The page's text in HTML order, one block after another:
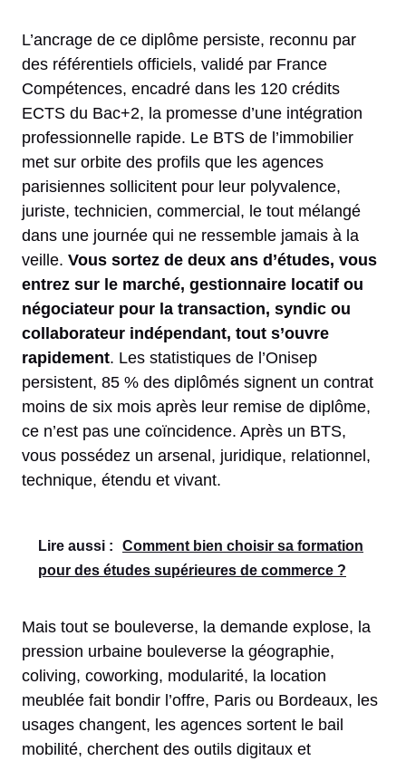
L’ancrage de ce diplôme persiste, reconnu par
des référentiels officiels, validé par France
Compétences, encadré dans les 120 crédits
ECTS du Bac+2, la promesse d’une intégration
professionnelle rapide. Le BTS de l’immobilier
met sur orbite des profils que les agences
parisiennes sollicitent pour leur polyvalence,
juriste, technicien, commercial, le tout mélangé
dans une journée qui ne ressemble jamais à la
veille. Vous sortez de deux ans d’études, vous
entrez sur le marché, gestionnaire locatif ou
négociateur pour la transaction, syndic ou
collaborateur indépendant, tout s’ouvre
rapidement. Les statistiques de l’Onisep
persistent, 85 % des diplômés signent un contrat
moins de six mois après leur remise de diplôme,
ce n’est pas une coïncidence. Après un BTS,
vous possédez un arsenal, juridique, relationnel,
technique, étendu et vivant.
Lire aussi :
Comment bien choisir sa formation
pour des études supérieures de commerce ?
Mais tout se bouleverse, la demande explose, la
pression urbaine bouleverse la géographie,
coliving, coworking, modularité, la location
meublée fait bondir l’offre, Paris ou Bordeaux, les
usages changent, les agences sortent le bail
mobilité, cherchent des outils digitaux et